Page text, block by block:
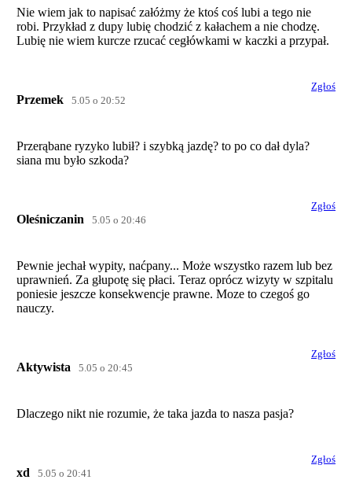
Nie wiem jak to napisać załóżmy że ktoś coś lubi a tego nie
robi. Przykład z dupy lubię chodzić z kałachem a nie chodzę.
Lubię nie wiem kurcze rzucać cegłówkami w kaczki a przypał.
Zgłoś
Przemek 5.05 o 20:52
Przerąbane ryzyko lubił? i szybką jazdę? to po co dał dyla?
siana mu było szkoda?
Zgłoś
Oleśniczanin 5.05 o 20:46
Pewnie jechał wypity, naćpany... Może wszystko razem lub bez
uprawnień. Za głupotę się płaci. Teraz oprócz wizyty w szpitalu
poniesie jeszcze konsekwencje prawne. Moze to czegoś go
nauczy.
Zgłoś
Aktywista 5.05 o 20:45
Dlaczego nikt nie rozumie, że taka jazda to nasza pasja?
Zgłoś
xd 5.05 o 20:41